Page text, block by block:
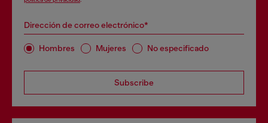
Dirección de correo electrónico*
Hombres Mujeres No especificado
Subscribe